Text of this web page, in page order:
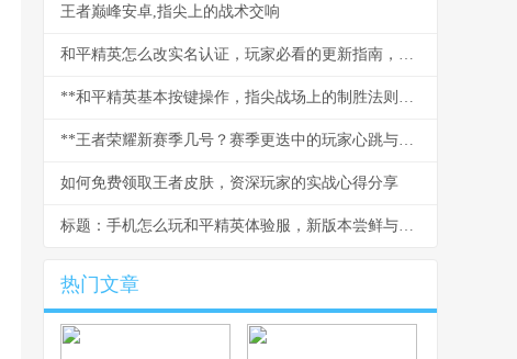
王者巅峰安卓,指尖上的战术交响
和平精英怎么改实名认证，玩家必看的更新指南，副标题，资深玩家详解步骤与心得
**和平精英基本按键操作，指尖战场上的制胜法则：老兵的操控哲学**
**王者荣耀新赛季几号？赛季更迭中的玩家心跳与策略风暴,副标题,资深玩家眼中的版本脉搏与新征程**
如何免费领取王者皮肤，资深玩家的实战心得分享
标题：手机怎么玩和平精英体验服，新版本尝鲜与深度体验指南
热门文章